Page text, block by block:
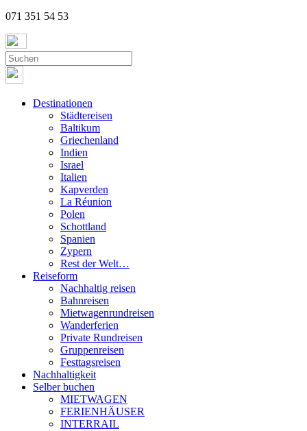
071 351 54 53
Destinationen
Städtereisen
Baltikum
Griechenland
Indien
Israel
Italien
Kapverden
La Réunion
Polen
Schottland
Spanien
Zypern
Rest der Welt…
Reiseform
Nachhaltig reisen
Bahnreisen
Mietwagenrundreisen
Wanderferien
Private Rundreisen
Gruppenreisen
Festtagsreisen
Nachhaltigkeit
Selber buchen
MIETWAGEN
FERIENHÄUSER
INTERRAIL